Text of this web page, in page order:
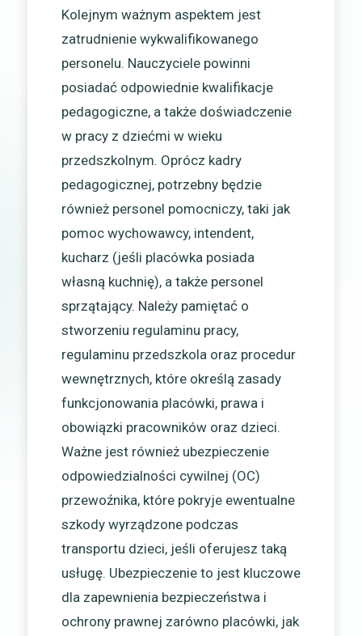
Kolejnym ważnym aspektem jest
zatrudnienie wykwalifikowanego
personelu. Nauczyciele powinni
posiadać odpowiednie kwalifikacje
pedagogiczne, a także doświadczenie
w pracy z dziećmi w wieku
przedszkolnym. Oprócz kadry
pedagogicznej, potrzebny będzie
również personel pomocniczy, taki jak
pomoc wychowawcy, intendent,
kucharz (jeśli placówka posiada
własną kuchnię), a także personel
sprzątający. Należy pamiętać o
stworzeniu regulaminu pracy,
regulaminu przedszkola oraz procedur
wewnętrznych, które określą zasady
funkcjonowania placówki, prawa i
obowiązki pracowników oraz dzieci.
Ważne jest również ubezpieczenie
odpowiedzialności cywilnej (OC)
przewoźnika, które pokryje ewentualne
szkody wyrządzone podczas
transportu dzieci, jeśli oferujesz taką
usługę. Ubezpieczenie to jest kluczowe
dla zapewnienia bezpieczeństwa i
ochrony prawnej zarówno placówki, jak